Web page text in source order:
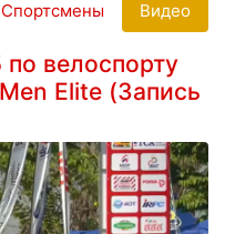
Спортсмены Видео
велоспорту
Elite (Запись